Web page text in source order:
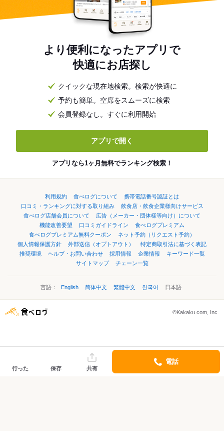
より便利になったアプリで
快適にお店探し
クイックな現在地検索。検索が快適に
予約も簡単。空席をスムーズに検索
会員登録なし。すぐに利用開始
アプリで開く
アプリなら1ヶ月無料でランキング検索！
利用規約 食べログについて
携帯電話番号認証とは
口コミ・ランキングに対する取り組み
飲食店・飲食企業様向けサービス
食べログ店舗会員について
広告（メーカー・団体様等向け）について
機能改善要望
口コミガイドライン
食べログプレミアム
食べログプレミアム無料クーポン
ネット予約（リクエスト予約）
個人情報保護方針
外部送信（オプトアウト）
特定商取引法に基づく表記
推奨環境
ヘルプ・お問い合わせ 採用情報 企業情報
キーワード一覧
サイトマップ
チェーン一覧
言語： English 简体中文 繁體中文 한국어 日本語
©Kakaku.com, Inc.
行った 保存 共有
電話